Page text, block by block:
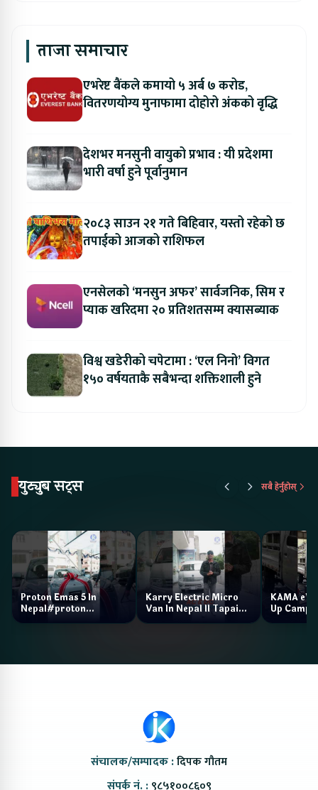
ताजा समाचार
एभरेष्ट बैंकले कमायो ५ अर्ब ७ करोड,
वितरणयोग्य मुनाफामा दोहोरो अंकको वृद्धि
देशभर मनसुनी वायुको प्रभाव : यी प्रदेशमा
भारी वर्षा हुने पूर्वानुमान
२०८३ साउन २१ गते बिहिवार, यस्तो रहेको छ
तपाईको आजको राशिफल
एनसेलको ‘मनसुन अफर’ सार्वजनिक, सिम र
प्याक खरिदमा २० प्रतिशतसम्म क्यासब्याक
विश्व खडेरीको चपेटामा : ‘एल निनो’ विगत
१५० वर्षयताकै सबैभन्दा शक्तिशाली हुने
युट्युब सट्स सबै हेर्नुहोस्
Proton Emas 5 In
Nepal#proton
#protonemas5#protonnepal#evcarnepal
Karry Electric Micro
Van In Nepal II Tapaiko
Bazar II Jankari
KAMA eV
Up Camp
संचालक/सम्पादक :दिपक गौतम